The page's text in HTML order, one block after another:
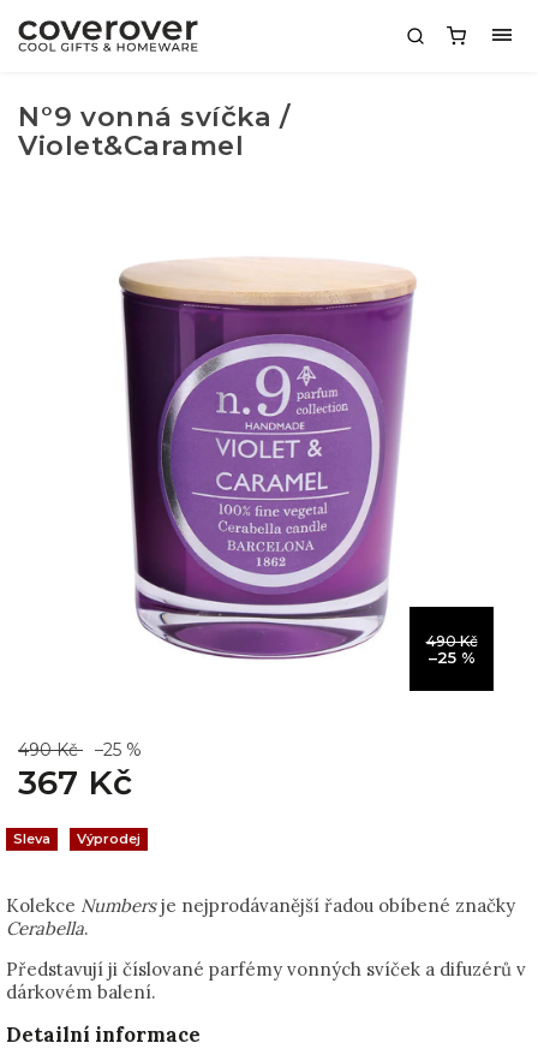
N°9 vonná svíčka /
Violet&Caramel
490 Kč
–25 %
490 Kč –25 %
367 Kč
Kolekce Numbersje nejprodávanější řadou obíbené značky
Cerabella.
Představují ji číslované parfémy vonných svíček a difuzérů v
dárkovém balení.
Detailní informace
Sleva Výprodej